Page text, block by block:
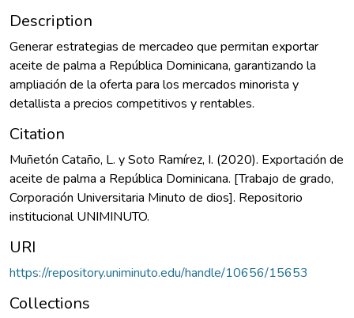
Description
Generar estrategias de mercadeo que permitan exportar
aceite de palma a República Dominicana, garantizando la
ampliación de la oferta para los mercados minorista y
detallista a precios competitivos y rentables.
Citation
Muñetón Cataño, L. y Soto Ramírez, I. (2020). Exportación de
aceite de palma a República Dominicana. [Trabajo de grado,
Corporación Universitaria Minuto de dios]. Repositorio
institucional UNIMINUTO.
URI
https://repository.uniminuto.edu/handle/10656/15653
Collections